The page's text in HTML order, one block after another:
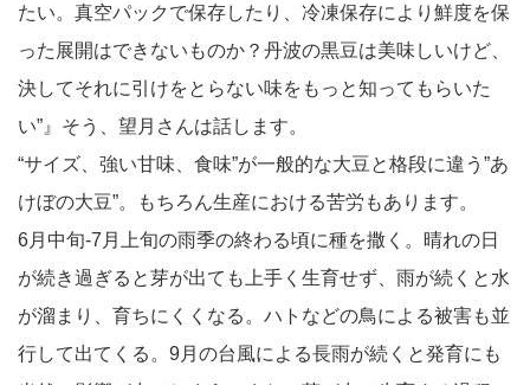
たい。真空パックで保存したり、冷凍保存により鮮度を保
った展開はできないものか？丹波の黒豆は美味しいけど、
決してそれに引けをとらない味をもっと知ってもらいた
い”』そう、望月さんは話します。
“サイズ、強い甘味、食味”が一般的な大豆と格段に違う”あ
けぼの大豆”。もちろん生産における苦労もあります。
6月中旬-7月上旬の雨季の終わる頃に種を撒く。晴れの日
が続き過ぎると芽が出ても上手く生育せず、雨が続くと水
が溜まり、育ちにくくなる。ハトなどの鳥による被害も並
行して出てくる。9月の台風による長雨が続くと発育にも